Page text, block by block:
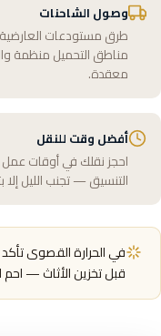
وصول الشاحنات
طرق مستودعات
مناطق التحميل منظمة
معقدة.
أفضل وقت للنقل
احجز نقلك في أوقات
التنسيق — تجنب الليل
في الحرارة القصوى
قبل تخزين الأثاث —